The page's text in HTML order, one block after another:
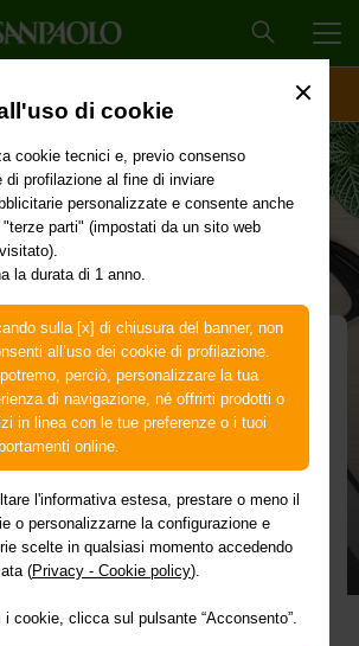
di cookie
cookie tecnici e, previo consenso
di profilazione al fine di inviare
personalizzate e consente anche
"terze parti" (impostati da un sito web
la durata di 1 anno.
sulla [x] di chiusura del banner, non
all’uso dei cookie di profilazione.
perciò, personalizzare la tua
di navigazione, né offrirti prodotti o
in linea con le tue preferenze o i tuoi
online.
l'informativa estesa, prestare o meno il
o personalizzarne la configurazione e
scelte in qualsiasi momento accedendo
(Privacy - Cookie policy).
cookie, clicca sul pulsante “Acconsento”.
nominativa
con IBAN dedicata anche ai
online, in Italia e all'estero. E la puoi
anche senza conto.